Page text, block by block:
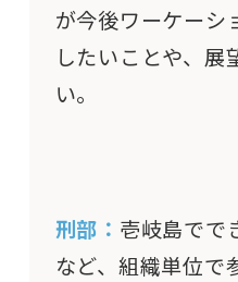
が今後ワーケーシ
したいことや、展
い。
刑部： 壱岐島でで
など、組織単位で